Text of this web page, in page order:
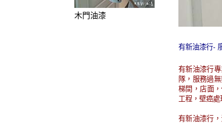
木門油漆
有新油漆行-
有新油漆行
隊，服務過
梯間，店面
工程，壁癌
有新油漆行